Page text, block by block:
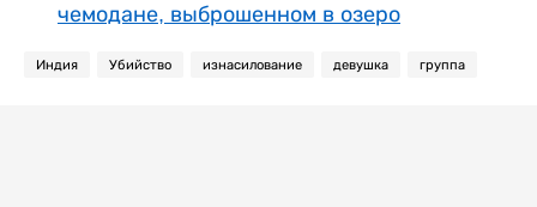
чемодане, выброшенном в озеро
Индия Убийство изнасилование девушка группа